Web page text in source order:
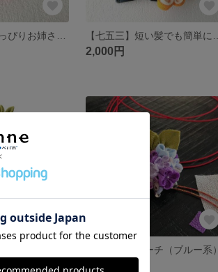
2,000円
紫陽花のブローチ（ブルー系）
展示中